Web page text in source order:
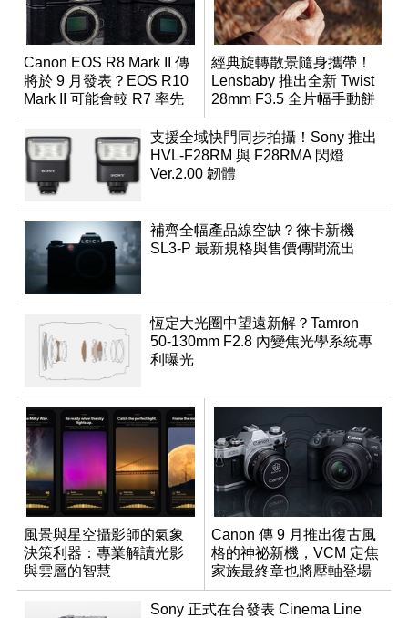
Canon EOS R8 Mark II 傳
將於 9 月發表？EOS R10
Mark II 可能會較 R7 率先
推出
經典旋轉散景隨身攜帶！
Lensbaby 推出全新 Twist
28mm F3.5 全片幅手動餅
乾鏡
支援全域快門同步拍攝！Sony 推出
HVL-F28RM 與 F28RMA 閃燈
Ver.2.00 韌體
補齊全幅產品線空缺？徠卡新機
SL3-P 最新規格與售價傳聞流出
恆定大光圈中望遠新解？Tamron
50-130mm F2.8 內變焦光學系統專
利曝光
風景與星空攝影師的氣象
決策利器：專業解讀光影
與雲層的智慧
App「Atmos」登場
Canon 傳 9 月推出復古風
格的神祕新機，VCM 定焦
家族最終章也將壓軸登場
Sony 正式在台發表 Cinema Line